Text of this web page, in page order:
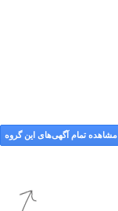
مشاهده تمام آگهی‌های این گروه